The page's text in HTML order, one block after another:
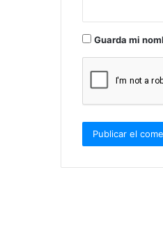
Guarda mi